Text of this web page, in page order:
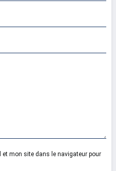
et mon site dans le navigateur pour